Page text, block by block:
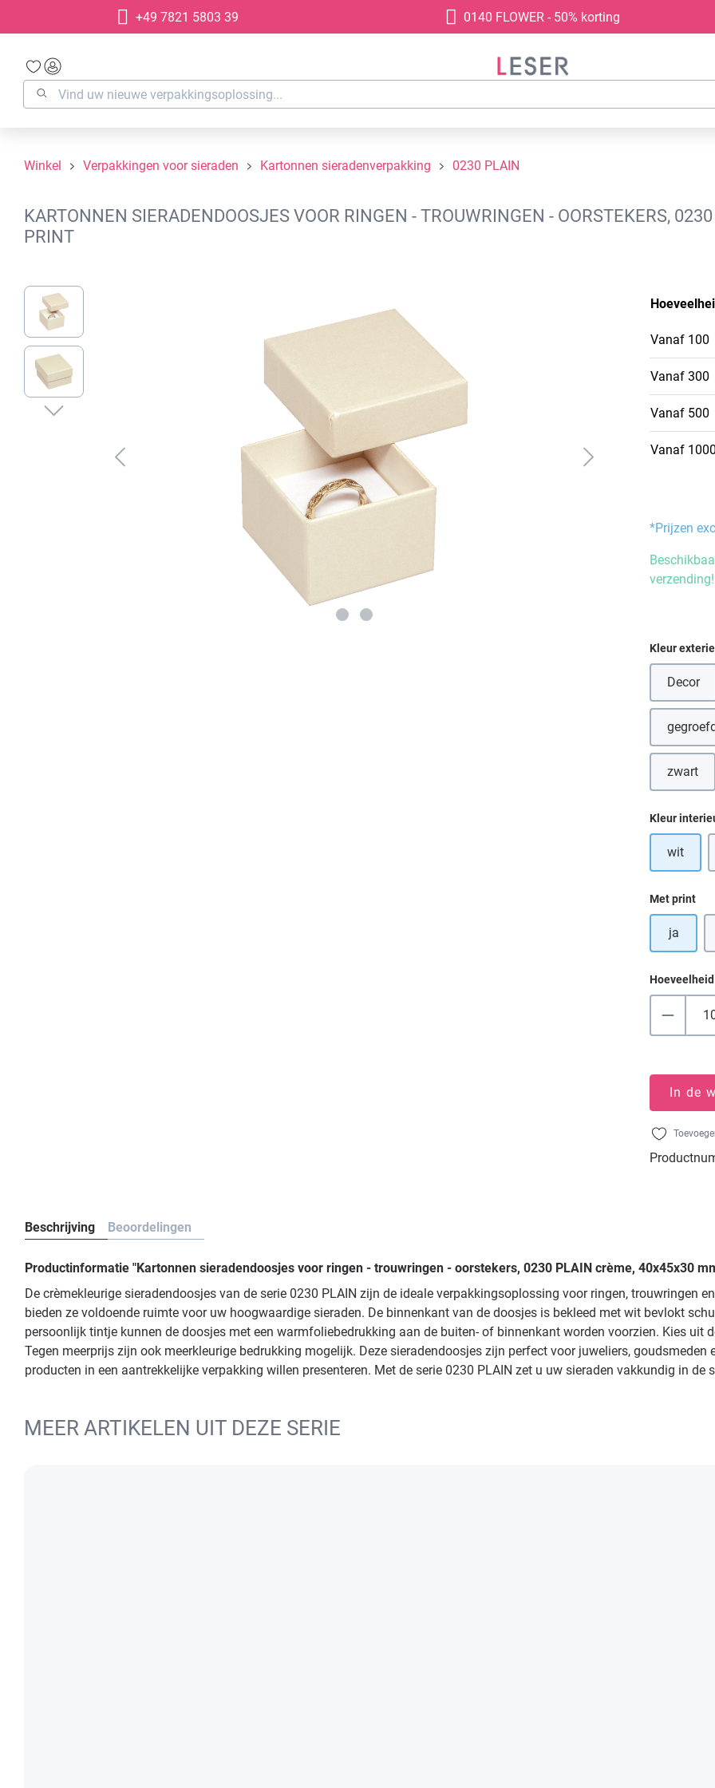
Ga naar de hoofdnavigatie
+49 7821 5803 39 0140 FLOWER - 50% korting
Winkel Verpakkingen voor sieraden Kartonnen sieradenverpakking 0230 PLAIN
KARTONNEN SIERADENDOOSJES VOOR RINGEN - TROUWRINGEN - OORSTEKERS,
PRINT
Afbeeldingengalerij overslaan
Vanaf 100
Vanaf 300
Vanaf 500
Vanaf 1000
*Prijzen
verzending!
Selecteer
Kleur
Decor
(Deze
zwart(Deze
Selecteer
Kleur
wit
Selecteer
Met print
ja
Hoeveelheid
In de
Beschrijving Beoordelingen
Productinformatie "Kartonnen sieradendoosjes voor ringen - trouwringen - oorstekers, 0230 PLAIN crème, 40x45x30
De crèmekleurige sieradendoosjes van de serie 0230 PLAIN zijn de ideale verpakkingsoplossing voor ringen, trouwringen
bieden ze voldoende ruimte voor uw hoogwaardige sieraden. De binnenkant van de doosjes is bekleed met wit bevlokt
persoonlijk tintje kunnen de doosjes met een warmfoliebedrukking aan de buiten- of binnenkant worden voorzien. Kies uit
Tegen meerprijs zijn ook meerkleurige bedrukking mogelijk. Deze sieradendoosjes zijn perfect voor juweliers,
producten in een aantrekkelijke verpakking willen presenteren. Met de serie 0230 PLAIN zet u uw sieraden vakkundig in
MEER ARTIKELEN UIT DEZE SERIE